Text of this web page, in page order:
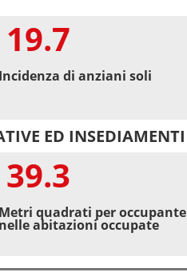
19.7
Incidenza di anziani soli
ED INSEDIAMENTI
39.3
Metri quadrati per occupante
nelle abitazioni occupate